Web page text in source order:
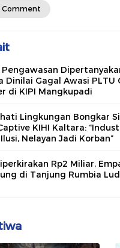
Comment
Pengawasan
Dinilai Gagal Awasi PLTU
di KIPI Mangkupadi
Lingkungan Bongkar
KIHI Kaltara:
Nelayan Jadi Korban”
Rp2 Miliar,
di Tanjung Rumbia